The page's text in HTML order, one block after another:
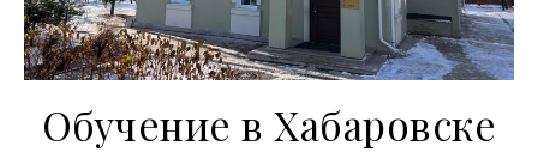
Обучение в Хабаровске